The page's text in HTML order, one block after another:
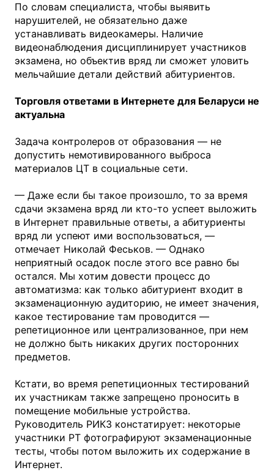
По словам специалиста, чтобы выявить
нарушителей, не обязательно даже
устанавливать видеокамеры. Наличие
видеонаблюдения дисциплинирует участников
экзамена, но объектив вряд ли сможет уловить
мельчайшие детали действий абитуриентов.
Торговля ответами в Интернете для Беларуси не
актуальна
Задача контролеров от образования — не
допустить немотивированного выброса
материалов ЦТ в социальные сети.
— Даже если бы такое произошло, то за время
сдачи экзамена вряд ли кто-то успеет выложить
в Интернет правильные ответы, а абитуриенты
вряд ли успеют ими воспользоваться, —
отмечает Николай Феськов. — Однако
неприятный осадок после этого все равно бы
остался. Мы хотим довести процесс до
автоматизма: как только абитуриент входит в
экзаменационную аудиторию, не имеет значения,
какое тестирование там проводится —
репетиционное или централизованное, при нем
не должно быть никаких других посторонних
предметов.
Кстати, во время репетиционных тестирований
их участникам также запрещено проносить в
помещение мобильные устройства.
Руководитель РИКЗ констатирует: некоторые
участники РТ фотографируют экзаменационные
тесты, чтобы потом выложить их содержание в
Интернет.